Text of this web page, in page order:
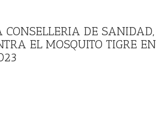
DE SANIDAD,
EL MOSQUITO TIGRE EN